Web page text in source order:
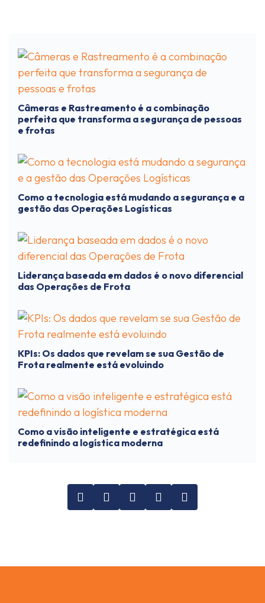
Câmeras e Rastreamento é a combinação
perfeita que transforma a segurança de pessoas
e frotas
Como a tecnologia está mudando a segurança e a
gestão das Operações Logísticas
Liderança baseada em dados é o novo diferencial
das Operações de Frota
KPIs: Os dados que revelam se sua Gestão de
Frota realmente está evoluindo
Como a visão inteligente e estratégica está
redefinindo a logística moderna